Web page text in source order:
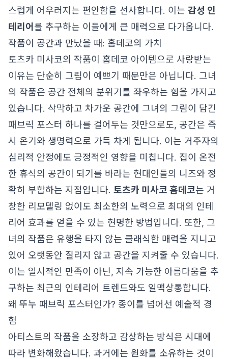
스럽게 어우러지는 편안함을 선사합니다. 이는 감성 인
테리어 를 추구하는 이들에게 큰 매력으로 다가옵니다.
작품이 공간과 만났을 때: 홈데코의 가치
토츠카 미사코의 작품이 홈데코 아이템으로 사랑받는
이유는 단순히 그림이 예쁘기 때문만은 아닙니다. 그녀
의 작품은 공간 전체의 분위기를 좌우하는 힘을 가지고
있습니다. 삭막하고 차가운 공간에 그녀의 그림이 담긴
패브릭 포스터 하나를 걸어두는 것만으로도, 공간은 즉
시 온기와 생명력으로 가득 차게 됩니다. 이는 거주자의
심리적 안정에도 긍정적인 영향을 미칩니다. 집이 온전
한 휴식의 공간이 되기를 바라는 현대인들의 니즈와 정
확히 부합하는 지점입니다. 토츠카 미사코 홈데코는 거
창한 리모델링 없이도 최소한의 노력으로 최대의 인테
리어 효과를 얻을 수 있는 현명한 방법입니다. 또한, 그
녀의 작품은 유행을 타지 않는 클래식한 매력을 지니고
있어 오랫동안 질리지 않고 공간을 지켜줄 수 있습니다.
이는 일시적인 만족이 아닌, 지속 가능한 아름다움을 추
구하는 최근의 인테리어 트렌드와도 일맥상통합니다.
왜 뚜누 패브릭 포스터인가? 종이를 넘어선 예술적 경
험
아티스트의 작품을 소장하고 감상하는 방식은 시대에
따라 변화해왔습니다. 과거에는 원화를 소유하는 것이